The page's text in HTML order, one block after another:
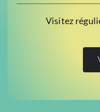
Visitez